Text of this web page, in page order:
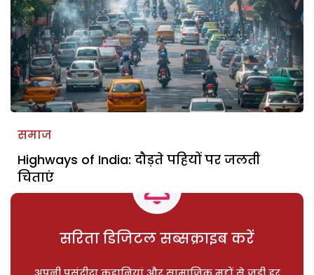
समाज
Highways of India: दौड़ते पहियों पर जलती
चिताएं
सरिता डिजिटल सब्सक्राइब करें